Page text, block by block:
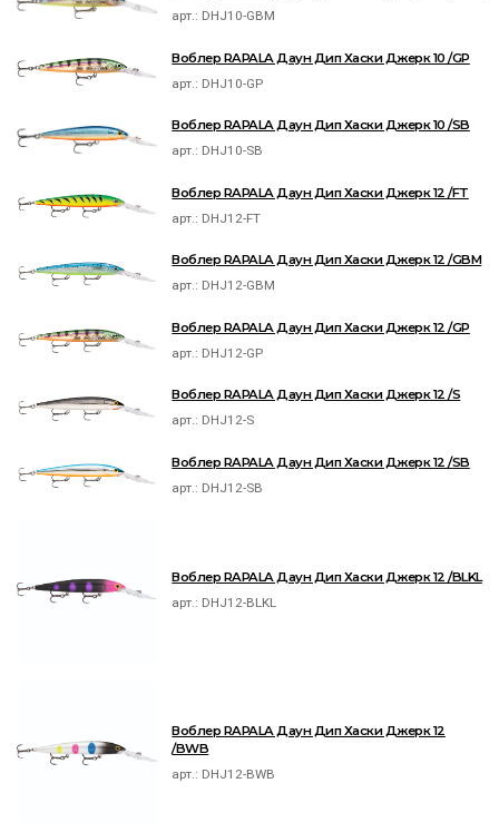
арт.: DHJ10-GBM
Воблер RAPALA Даун Дип Хаски Джерк 10 /GP
арт.: DHJ10-GP
Воблер RAPALA Даун Дип Хаски Джерк 10 /SB
арт.: DHJ10-SB
Воблер RAPALA Даун Дип Хаски Джерк 12 /FT
арт.: DHJ12-FT
Воблер RAPALA Даун Дип Хаски Джерк 12 /GBM
арт.: DHJ12-GBM
Воблер RAPALA Даун Дип Хаски Джерк 12 /GP
арт.: DHJ12-GP
Воблер RAPALA Даун Дип Хаски Джерк 12 /S
арт.: DHJ12-S
Воблер RAPALA Даун Дип Хаски Джерк 12 /SB
арт.: DHJ12-SB
Воблер RAPALA Даун Дип Хаски Джерк 12 /BLKL
арт.: DHJ12-BLKL
Воблер RAPALA Даун Дип Хаски Джерк 12
/BWB
арт.: DHJ12-BWB